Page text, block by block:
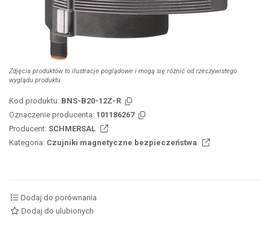
Zdjęcia produktów to ilustracje poglądowe i mogą się różnić od rzeczywistego
wyglądu produktu.
Kod produktu: BNS-B20-12Z-R
Oznaczenie producenta: 101186267
Producent: SCHMERSAL
Kategoria: Czujniki magnetyczne bezpieczeństwa
Dodaj do porównania
Dodaj do ulubionych